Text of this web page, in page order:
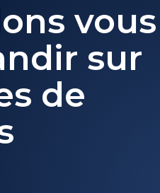
vous
sur
de